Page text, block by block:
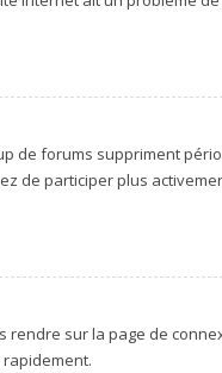
de forums suppriment
de participer plus
sur la page de